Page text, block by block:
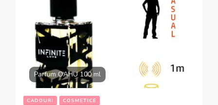
Parfum OAHU 100 ml
CADOURI COSMETICE